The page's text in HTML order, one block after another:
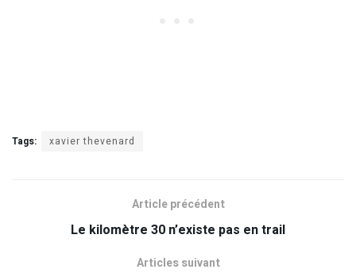
Tags: xavier thevenard
Article précédent
Le kilomètre 30 n’existe pas en trail
Articles suivant